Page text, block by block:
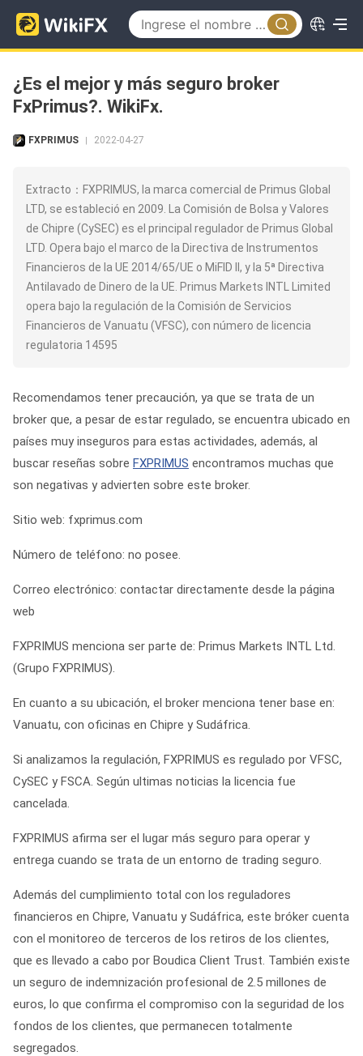
¿Es el mejor y más seguro broker
FxPrimus?. WikiFx.
FXPRIMUS 2022-04-27
Extracto：FXPRIMUS, la marca comercial de Primus Global
LTD, se estableció en 2009. La Comisión de Bolsa y Valores
de Chipre (CySEC) es el principal regulador de Primus Global
LTD. Opera bajo el marco de la Directiva de Instrumentos
Financieros de la UE 2014/65/UE o MiFID II, y la 5ª Directiva
Antilavado de Dinero de la UE. Primus Markets INTL Limited
opera bajo la regulación de la Comisión de Servicios
Financieros de Vanuatu (VFSC), con número de licencia
regulatoria 14595
Recomendamos tener precaución, ya que se trata de un
broker que, a pesar de estar regulado, se encuentra ubicado en
países muy inseguros para estas actividades, además, al
buscar reseñas sobre FXPRIMUS encontramos muchas que
son negativas y advierten sobre este broker.
Sitio web: fxprimus.com
Número de teléfono: no posee.
Correo electrónico: contactar directamente desde la página
web
FXPRIMUS menciona ser parte de: Primus Markets INTL Ltd.
(Grupo FXPRIMUS).
En cuanto a su ubicación, el broker menciona tener base en:
Vanuatu, con oficinas en Chipre y Sudáfrica.
Si analizamos la regulación, FXPRIMUS es regulado por VFSC,
CySEC y FSCA. Según ultimas noticias la licencia fue
cancelada.
FXPRIMUS afirma ser el lugar más seguro para operar y
entrega cuando se trata de un entorno de trading seguro.
Además del cumplimiento total con los reguladores
financieros en Chipre, Vanuatu y Sudáfrica, este bróker cuenta
con el monitoreo de terceros de los retiros de los clientes,
que es llevado a cabo por Boudica Client Trust. También existe
un seguro de indemnización profesional de 2.5 millones de
euros, lo que confirma el compromiso con la seguridad de los
fondos de los clientes, que permanecen totalmente
segregados.